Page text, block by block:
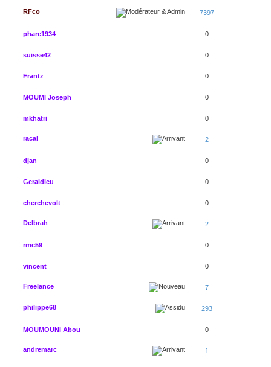
RFco 7397
phare1934 0
suisse42 0
Frantz 0
MOUMI Joseph 0
mkhatri 0
racal 2
djan 0
Geraldieu 0
cherchevolt 0
Delbrah 2
rmc59 0
vincent 0
Freelance 7
philippe68 293
MOUMOUNI Abou 0
andremarc 1